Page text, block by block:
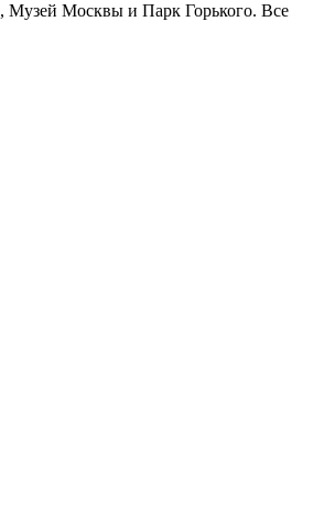
Музей Москвы и Парк Горького. Все